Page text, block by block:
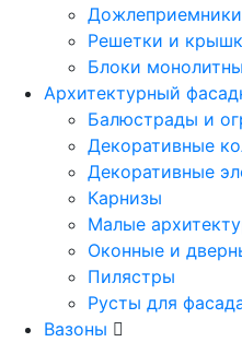
Решетки и
Блоки
Архитектурный
Балюстрады и
Декоративные
Декоративные
Карнизы
Малые
Оконные и
Пилястры
Русты для
Вазоны